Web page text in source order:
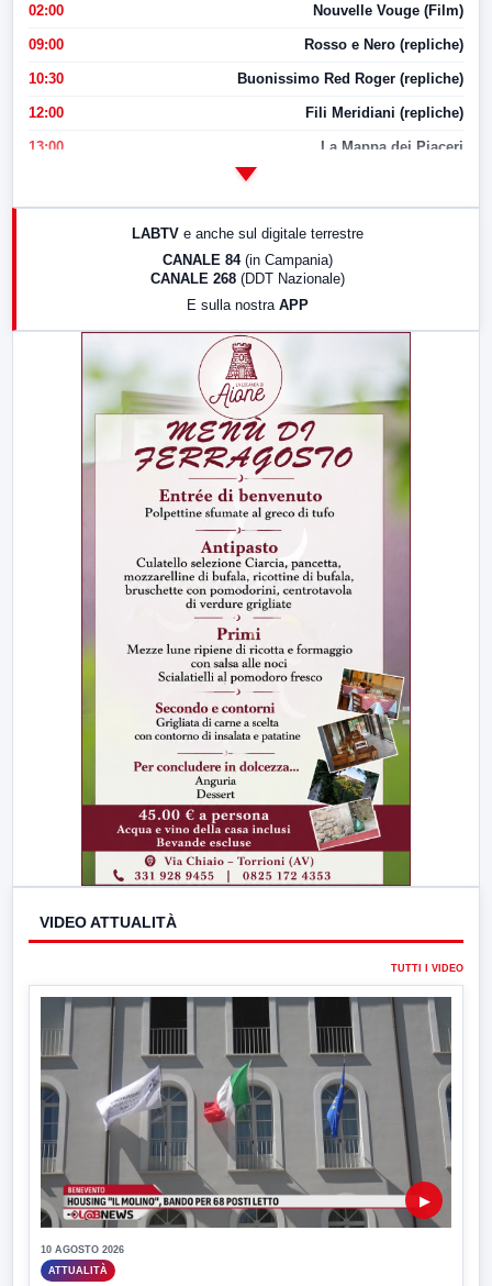
02:00 Nouvelle Vouge (Film)
09:00 Rosso e Nero (repliche)
10:30 Buonissimo Red Roger (repliche)
12:00 Fili Meridiani (repliche)
13:00 La Mappa dei Piaceri
LABTV e anche sul digitale terrestre
CANALE 84 (in Campania)
CANALE 268 (DDT Nazionale)
E sulla nostra APP
VIDEO ATTUALITÀ
TUTTI I VIDEO
▶
10 AGOSTO 2026
ATTUALITÀ